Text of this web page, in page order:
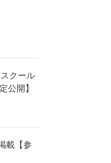
クール
公開】
載【参